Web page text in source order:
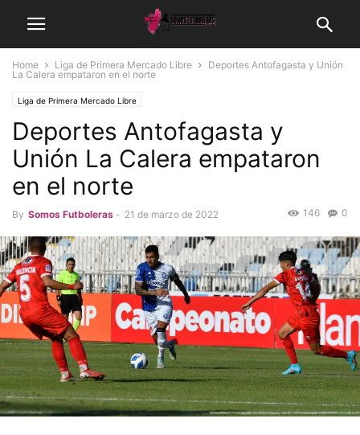
Home Liga de Primera Mercado Libre
Deportes Antofagasta y Unión
La Calera empataron en el norte
Liga de Primera Mercado Libre
Deportes Antofagasta y
Unión La Calera empataron
en el norte
By Somos Futboleras - 21 de marzo de 2022 0
146